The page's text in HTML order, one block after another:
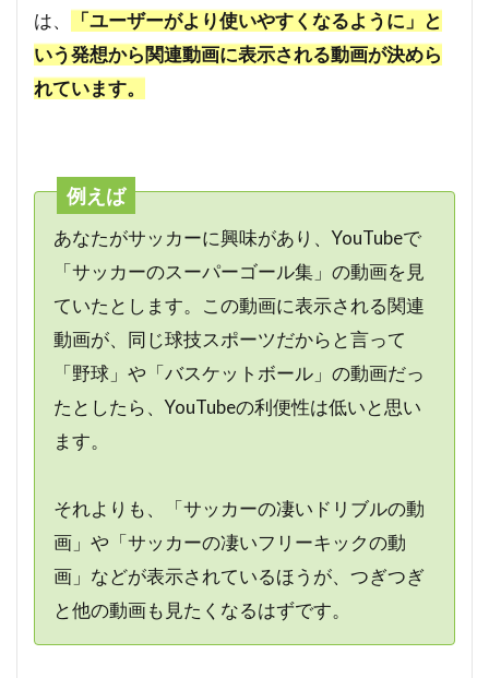
は、
「ユーザーがより使いやすくなるように」と
いう発想から関連動画に表示される動画が決めら
れています。
例えば
あなたがサッカーに興味があり、YouTubeで
「サッカーのスーパーゴール集」の動画を見
ていたとします。この動画に表示される関連
動画が、同じ球技スポーツだからと言って
「野球」や「バスケットボール」の動画だっ
たとしたら、YouTubeの利便性は低いと思い
ます。
それよりも、「サッカーの凄いドリブルの動
画」や「サッカーの凄いフリーキックの動
画」などが表示されているほうが、つぎつぎ
と他の動画も見たくなるはずです。